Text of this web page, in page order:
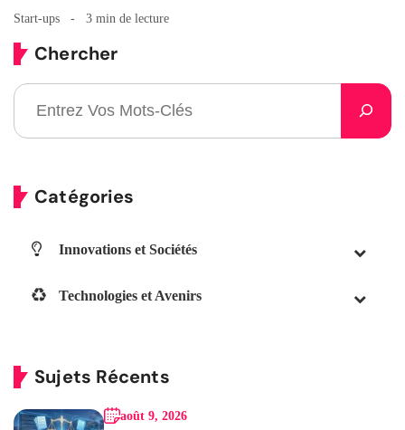
Start-ups 3 min de lecture
Chercher
Catégories
Innovations et Sociétés
Technologies et Avenirs
Sujets Récents
août 9, 2026